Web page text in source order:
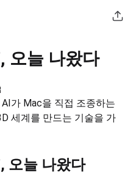
오늘 나왔다
가 Mac을 직접 조종하는
세계를 만드는 기술을 가
오늘 나왔다